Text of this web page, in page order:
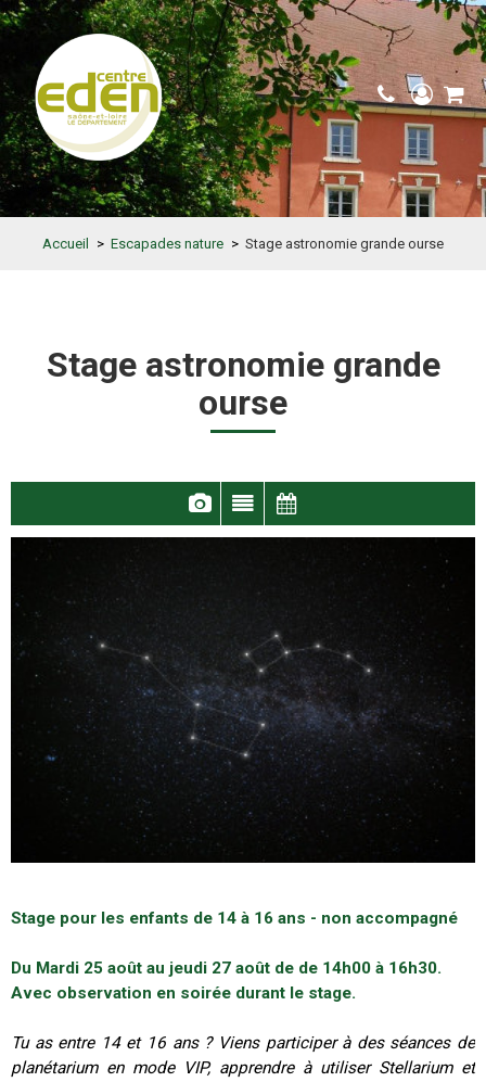
Accueil > Escapades nature > Stage astronomie grande ourse
Stage astronomie grande
ourse
Stage pour les enfants de 14 à 16 ans - non accompagné
Du Mardi 25 août au jeudi 27 août de de 14h00 à 16h30.
Avec observation en soirée durant le stage.
Tu as entre 14 et 16 ans ? Viens participer à des séances de
planétarium en mode VIP, apprendre à utiliser Stellarium et